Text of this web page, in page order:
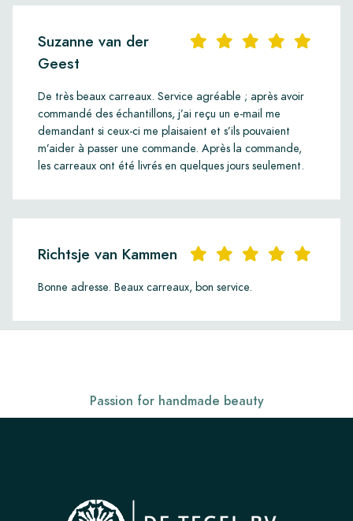
Suzanne van der
Geest
De très beaux carreaux. Service agréable ; après avoir
commandé des échantillons, j’ai reçu un e-mail me
demandant si ceux-ci me plaisaient et s’ils pouvaient
m’aider à passer une commande. Après la commande,
les carreaux ont été livrés en quelques jours seulement.
Richtsje van Kammen
Bonne adresse. Beaux carreaux, bon service.
Passion for handmade beauty